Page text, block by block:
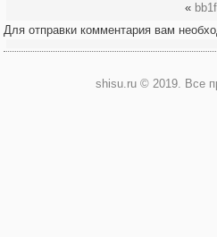
«
Для отправки комментария вам
shisu.ru © 2019. Все